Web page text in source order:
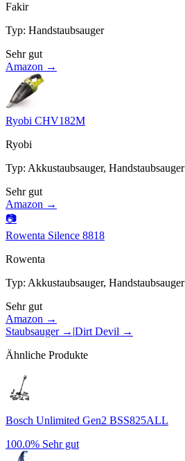
Fakir
Typ: Handstaubsauger
Sehr gut
Amazon →
Ryobi CHV182M
Ryobi
Typ: Akkustaubsauger, Handstaubsauger
Sehr gut
Amazon →
📷
Rowenta Silence 8818
Rowenta
Typ: Akkustaubsauger, Handstaubsauger
Sehr gut
Amazon →
Staubsauger→ |Dirt Devil →
Ähnliche Produkte
Bosch Unlimited Gen2 BSS825ALL
100.0% Sehr gut